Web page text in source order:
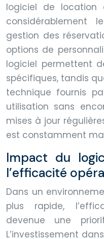
logiciel de location
considérablement
gestion des
options de
logiciel permettent
spécifiques, tandis
technique fournis
utilisation sans
mises à jour
est constamment
Impact du
l’efficacité
Dans un
plus rapide,
devenue une
L’investissement